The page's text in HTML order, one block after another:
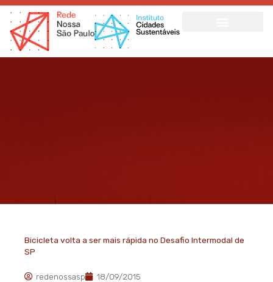
Ir
para
conteúdo
Bicicleta volta a ser mais rápida no Desafio Intermodal de
SP
redenossasp 18/09/2015